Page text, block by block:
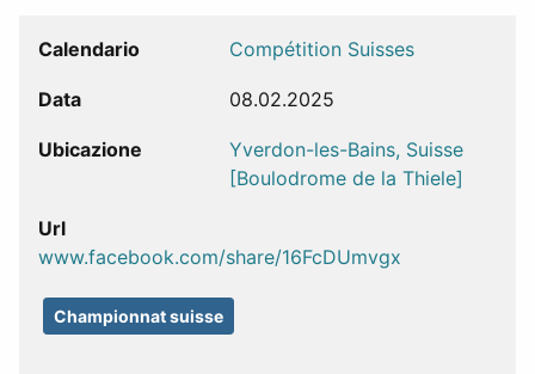
Calendario Compétition Suisses
Data 08.02.2025
Ubicazione
Yverdon-les-Bains, Suisse
[Boulodrome de la Thiele]
Url
www.facebook.com/share/16FcDUmvgx
Championnat suisse